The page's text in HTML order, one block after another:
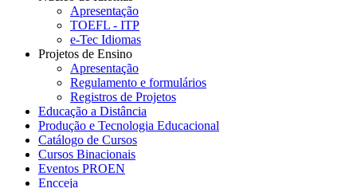
Apresentação
TOEFL - ITP
e-Tec Idiomas
Projetos de Ensino
Apresentação
Regulamento e formulários
Registros de Projetos
Educação a Distância
Produção e Tecnologia Educacional
Catálogo de Cursos
Cursos Binacionais
Eventos PROEN
Encceja